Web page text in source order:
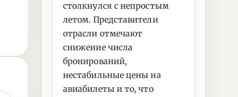
столкнулся с непростым
летом. Представители
отрасли отмечают
снижение числа
бронирований,
нестабильные цены на
авиабилеты и то, что